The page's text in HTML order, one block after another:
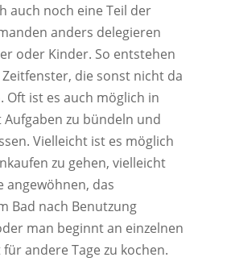
auch noch eine Teil der
anders delegieren
oder Kinder. So entstehen
die sonst nicht da
Oft ist es auch möglich in
zu bündeln und
Vielleicht ist es möglich
zu gehen, vielleicht
angewöhnen, das
Bad nach Benutzung
man beginnt an einzelnen
andere Tage zu kochen.